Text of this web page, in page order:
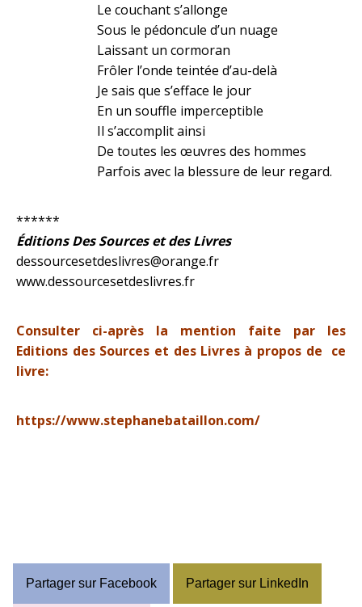
Le couchant s’allonge
Sous le pédoncule d’un nuage
Laissant un cormoran
Frôler l’onde teintée d’au-delà
Je sais que s’efface le jour
En un souffle imperceptible
Il s’accomplit ainsi
De toutes les œuvres des hommes
Parfois avec la blessure de leur regard.
******
Éditions Des Sources et des Livres
dessourcesetdeslivres@orange.fr
www.dessourcesetdeslivres.fr
Consulter ci-après la mention faite par les
Editions des Sources et des Livres à propos de ce
livre:
https://www.stephanebataillon.com/
Partager sur Facebook Partager sur LinkedIn